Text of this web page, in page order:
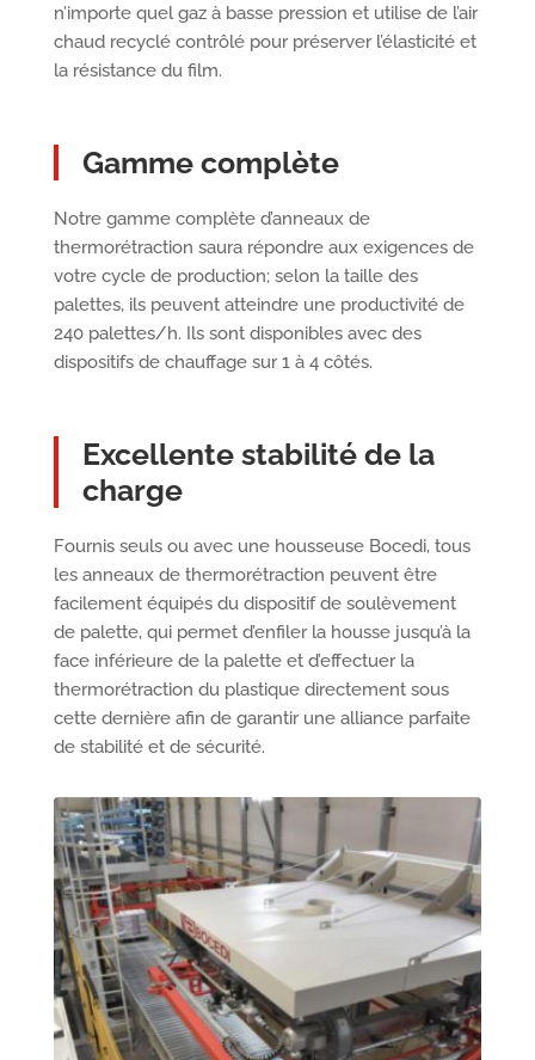
n’importe quel gaz à basse pression et utilise de l’air
chaud recyclé contrôlé pour préserver l’élasticité et
la résistance du film.
Gamme complète
Notre gamme complète d’anneaux de
thermorétraction saura répondre aux exigences de
votre cycle de production; selon la taille des
palettes, ils peuvent atteindre une productivité de
240 palettes/h. Ils sont disponibles avec des
dispositifs de chauffage sur 1 à 4 côtés.
Excellente stabilité de la
charge
Fournis seuls ou avec une housseuse Bocedi, tous
les anneaux de thermorétraction peuvent être
facilement équipés du dispositif de soulèvement
de palette, qui permet d’enfiler la housse jusqu’à la
face inférieure de la palette et d’effectuer la
thermorétraction du plastique directement sous
cette dernière afin de garantir une alliance parfaite
de stabilité et de sécurité.